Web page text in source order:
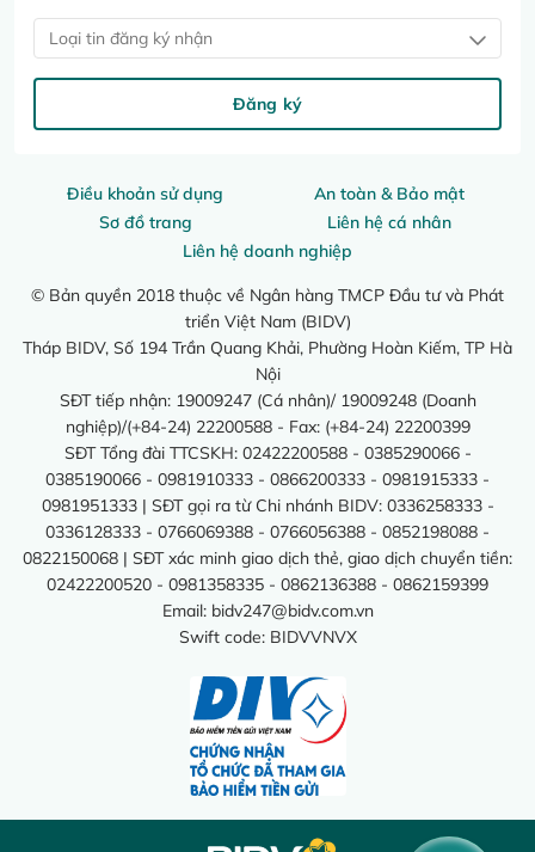
Điều khoản sử dụng
An toàn & Bảo mật
Sơ đồ trang
Liên hệ cá nhân
Liên hệ doanh nghiệp
© Bản quyền 2018 thuộc về Ngân hàng TMCP Đầu tư và Phát
triển Việt Nam (BIDV)
Tháp BIDV, Số 194 Trần Quang Khải, Phường Hoàn Kiếm, TP Hà
Nội
SĐT tiếp nhận: 19009247 (Cá nhân)/ 19009248 (Doanh
nghiệp)/(+84-24) 22200588 - Fax: (+84-24) 22200399
SĐT Tổng đài TTCSKH: 02422200588 - 0385290066 -
0385190066 - 0981910333 - 0866200333 - 0981915333 -
0981951333 | SĐT gọi ra từ Chi nhánh BIDV: 0336258333 -
0336128333 - 0766069388 - 0766056388 - 0852198088 -
0822150068 | SĐT xác minh giao dịch thẻ, giao dịch chuyển tiền:
02422200520 - 0981358335 - 0862136388 - 0862159399
Email: bidv247@bidv.com.vn
Swift code: BIDVVNVX
Loại tin đăng ký nhận
Đăng ký